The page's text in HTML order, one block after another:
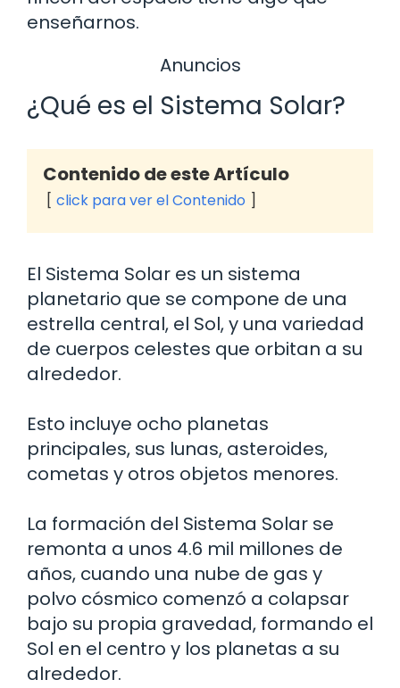
enseñarnos.
Anuncios
¿Qué es el Sistema Solar?
Contenido de este Artículo
click para ver el Contenido
El Sistema Solar es un sistema
planetario que se compone de una
estrella central, el Sol, y una variedad
de cuerpos celestes que orbitan a su
alrededor.
Esto incluye ocho planetas
principales, sus lunas, asteroides,
cometas y otros objetos menores.
La formación del Sistema Solar se
remonta a unos 4.6 mil millones de
años, cuando una nube de gas y
polvo cósmico comenzó a colapsar
bajo su propia gravedad, formando el
Sol en el centro y los planetas a su
alrededor.